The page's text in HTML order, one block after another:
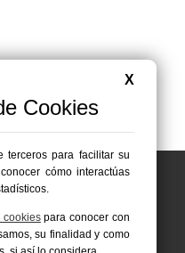
X
Cookies
terceros para facilitar su
cómo interactúas
cookiespara conocer con
su finalidad y como